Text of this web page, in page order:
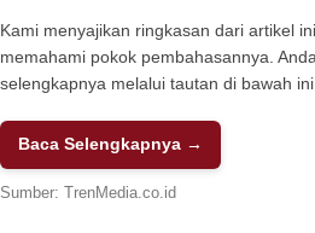
Kami menyajikan ringkasan dari artikel
memahami pokok pembahasannya.
selengkapnya melalui tautan di bawah
Baca Selengkapnya →
Sumber: TrenMedia.co.id